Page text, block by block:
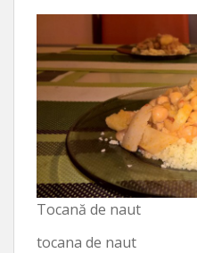
Tocană de naut
tocana de naut